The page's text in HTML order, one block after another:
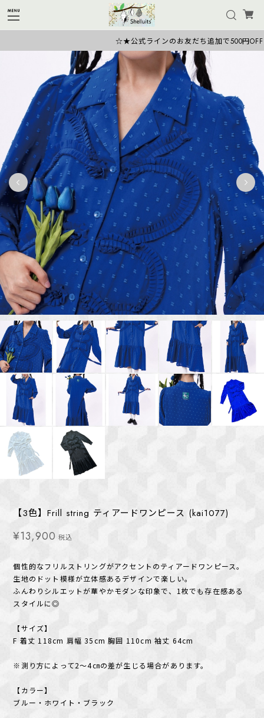
☆★公式ラインのお友だち追加で500円OFFク
【3色】Frill string ティアードワンピース (kai1077)
¥13,900 税込
個性的なフリルストリングがアクセントのティアードワンピース。
生地のドット模様が立体感あるデザインで楽しい。
ふんわりシルエットが華やかモダンな印象で、1枚でも存在感ある
スタイルに◎
【サイズ】
F 着丈 118cm 肩幅 35cm 胸囲 110cm 袖丈 64cm
※測り方によって2～4㎝の差が生じる場合があります。
【カラー】
ブルー・ホワイト・ブラック